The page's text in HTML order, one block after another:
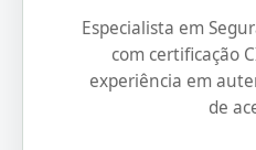
Especialista em
com certificação
experiência em
de